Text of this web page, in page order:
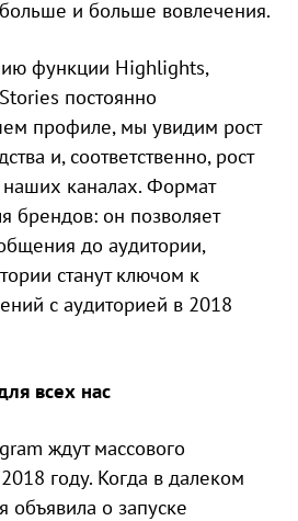
и больше вовлечения.
функции Highlights,
постоянно
профиле, мы увидим рост
и, соответственно, рост
наших каналах. Формат
брендов: он позволяет
до аудитории,
станут ключом к
с аудиторией в 2018
всех нас
ждут массового
году. Когда в далеком
объявила о запуске